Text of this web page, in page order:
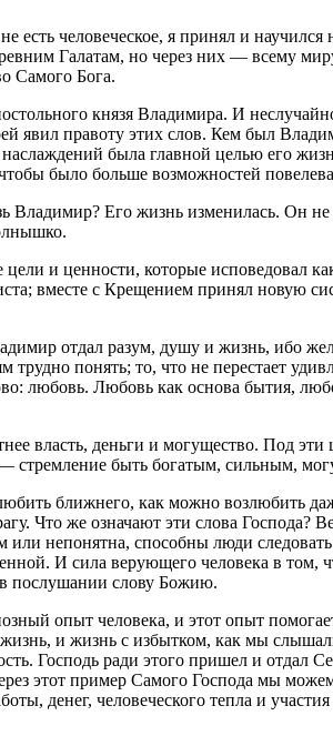
есть человеческое, я принял и
Галатам, но через них — всему
Самого Бога.
князя Владимира. И
явил правоту этих слов. Кем был
была главной целью его
было больше возможностей
Владимир? Его жизнь изменилась. Он
и ценности, которые исповедовал
вместе с Крещением принял новую
отдал разум, душу и жизнь, ибо
понять; то, что не перестает
любовь. Любовь как основа бытия,
власть, деньги и могущество. Под
стремление быть богатым, сильным,
ближнего, как можно возлюбить
Что же означают эти слова Господа?
непонятна, способны люди
И сила верующего человека в
послушании слову Божию.
опыт человека, и этот опыт
и жизнь с избытком, как мы
Господь ради этого пришел и отдал
этот пример Самого Господа мы
денег, человеческого тепла и